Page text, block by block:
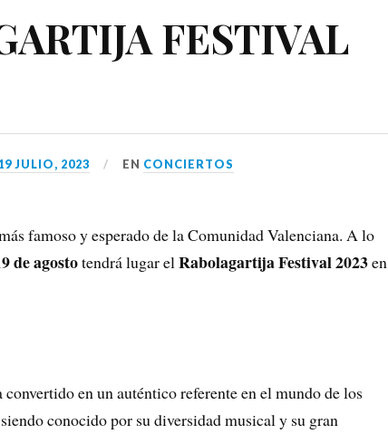
FESTIVAL
JULIO, 2023 EN CONCIERTOS
famoso y esperado de la Comunidad Valenciana. A lo
de agostotendrá lugar elRabolagartija Festival 2023en
en un auténtico referente en el mundo de los
conocido por su diversidad musical y su gran